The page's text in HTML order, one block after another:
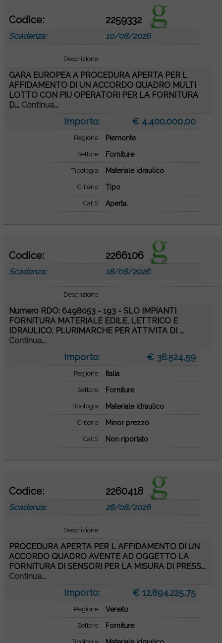
Codice: 2259332
Scadenza: 10/08/2026
Descrizione:
GARA EUROPEA A PROCEDURA APERTA PER L
AFFIDAMENTO DI UN ACCORDO QUADRO MULTI
LOTTO CON PIU OPERATORI PER LA FORNITURA
D... Continua...
Importo: € 4.400.000,00
Regione: Piemonte
Settore: Forniture
Tipologia: Materiale idraulico
Criterio: Tipo
Cat S: Aperta.
Codice: 2266106
Scadenza: 18/08/2026
Descrizione:
Numero RDO: 6498053 - 193 - SLO IMPIANTI
FORNITURA MATERIALE EDILE, LETTRICO E
IDRAULICO, PLURIMARCHE PER ATTIVITA DI ...
Continua...
Importo: € 38.524,59
Regione: Italia
Settore: Forniture
Tipologia: Materiale idraulico
Criterio: Minor prezzo
Cat S: Non riportato
Codice: 2260418
Scadenza: 28/08/2026
Descrizione:
PROCEDURA APERTA PER L AFFIDAMENTO DI UN
ACCORDO QUADRO AVENTE AD OGGETTO LA
FORNITURA DI SENSORI PER LA MISURA DI PRESS...
Continua...
Importo: € 12.894.225,75
Regione: Veneto
Settore: Forniture